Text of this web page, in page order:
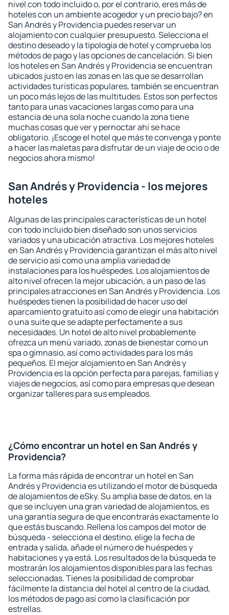
nivel con todo incluido o, por el contrario, eres más de
hoteles con un ambiente acogedor y un precio bajo? en
San Andrés y Providencia puedes reservar un
alojamiento con cualquier presupuesto. Selecciona el
destino deseado y la tipología de hotel y comprueba los
métodos de pago y las opciones de cancelación. Si bien
los hoteles en San Andrés y Providencia se encuentran
ubicados justo en las zonas en las que se desarrollan
actividades turísticas populares, también se encuentran
un poco más lejos de las multitudes. Estos son perfectos
tanto para unas vacaciones largas como para una
estancia de una sola noche cuando la zona tiene
muchas cosas que ver y pernoctar ahí se hace
obligatorio. ¡Escoge el hotel que más te convenga y ponte
a hacer las maletas para disfrutar de un viaje de ocio o de
negocios ahora mismo!
San Andrés y Providencia - los mejores
hoteles
Algunas de las principales características de un hotel
con todo incluido bien diseñado son unos servicios
variados y una ubicación atractiva. Los mejores hoteles
en San Andrés y Providencia garantizan el más alto nivel
de servicio así como una amplia variedad de
instalaciones para los huéspedes. Los alojamientos de
alto nivel ofrecen la mejor ubicación, a un paso de las
principales atracciones en San Andrés y Providencia. Los
huéspedes tienen la posibilidad de hacer uso del
aparcamiento gratuito así como de elegir una habitación
o una suite que se adapte perfectamente a sus
necesidades. Un hotel de alto nivel probablemente
ofrezca un menú variado, zonas de bienestar como un
spa o gimnasio, así como actividades para los más
pequeños. El mejor alojamiento en San Andrés y
Providencia es la opción perfecta para parejas, familias y
viajes de negocios, así como para empresas que desean
organizar talleres para sus empleados.
¿Cómo encontrar un hotel en San Andrés y
Providencia?
La forma más rápida de encontrar un hotel en San
Andrés y Providencia es utilizando el motor de búsqueda
de alojamientos de eSky. Su amplia base de datos, en la
que se incluyen una gran variedad de alojamientos, es
una garantía segura de que encontrarás exactamente lo
que estás buscando. Rellena los campos del motor de
búsqueda - selecciona el destino, elige la fecha de
entrada y salida, añade el número de huéspedes y
habitaciones y ya está. Los resultados de la búsqueda te
mostrarán los alojamientos disponibles para las fechas
seleccionadas. Tienes la posibilidad de comprobar
fácilmente la distancia del hotel al centro de la ciudad,
los métodos de pago así como la clasificación por
estrellas.